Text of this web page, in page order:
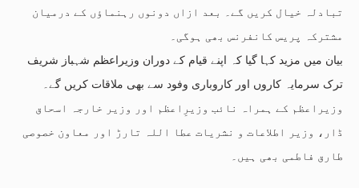
تبادلہ خیال کریں گے۔ بعد ازاں دونوں رہنماؤں کے درمیان
مشترکہ پریس کانفرنس بھی ہوگی۔
بیان میں مزید کہا گیا کہ اپنے قیام کے دوران وزیراعظم شہباز شریف
ترک سرمایہ کاروں اور کاروباری وفود سے بھی ملاقات کریں گے۔
وزیراعظم کے ہمراہ نائب وزیرِاعظم اور وزیر خارجہ اسحاق
ڈار، وزیر اطلاعات و نشریات عطا اللہ تارڑ اور معاون خصوصی
طارق فاطمی بھی ہیں۔